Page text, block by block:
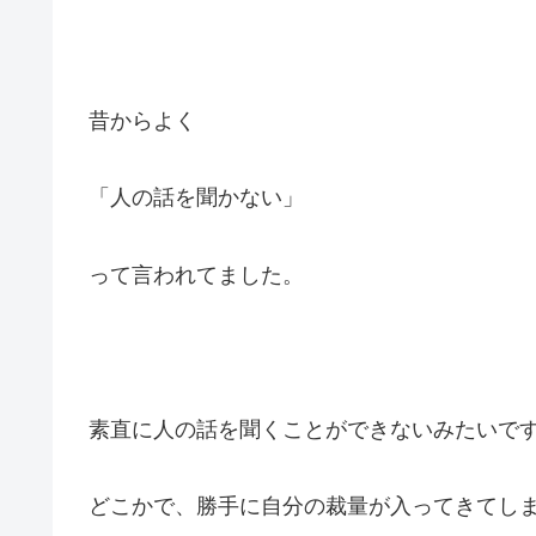
昔からよく
「人の話を聞かない」
って言われてました。
素直に人の話を聞くことができないみたいです
どこかで、勝手に自分の裁量が入ってきてしま